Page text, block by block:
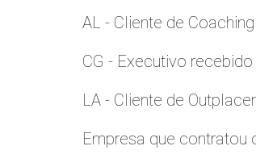
AL - Cliente de Coaching
CG - Executivo
LA - Cliente de
Empresa que contratou